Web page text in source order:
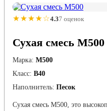
★★★★☆4.37 оценок
Сухая смесь М500
Марка: М500
Класс: В40
Наполнитель: Песок
Сухая смесь М500, это